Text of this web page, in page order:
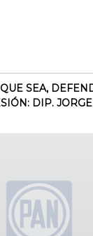
SEA,
DIP.